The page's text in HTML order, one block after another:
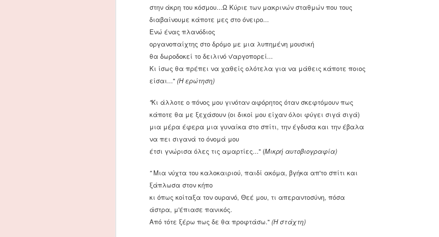
στην άκρη του κόσμου...Ω Κύριε των μακρινών σταθμών που τους
διαβαίνουμε κάποτε μες στο όνειρο...
Ενώ ένας πλανόδιος
οργανοπαίχτης στο δρόμο με μια λυπημένη μουσική
θα δωροδοκεί το δειλινό ν'αργοπορεί...
Κι ίσως θα πρέπει να χαθείς ολότελα για να μάθεις κάποτε ποιος
είσαι...'' (Η ερώτηση)
''Κι άλλοτε ο πόνος μου γινόταν αφόρητος όταν σκεφτόμουν πως
κάποτε θα με ξεχάσουν (οι δικοί μου είχαν όλοι φύγει σιγά σιγά)
μια μέρα έφερα μια γυναίκα στο σπίτι, την έγδυσα και την έβαλα
να πει σιγανά το όνομά μου
έτσι γνώρισα όλες τις αμαρτίες...'' (Μικρή αυτοβιογραφία)
'' Μια νύχτα του καλοκαιριού, παιδί ακόμα, βγήκα απ'το σπίτι και
ξάπλωσα στον κήπο
κι όπως κοίταξα τον ουρανό, Θεέ μου, τι απεραντοσύνη, πόσα
άστρα, μ'έπιασε πανικός.
Από τότε ξέρω πως δε θα προφτάσω.'' (Η στάχτη)
Υπάρχει μια γυναίκα τόσο ελκυστική που εκατομμύρια ταξιδεύουν για να αφήσουν το
βλέμμα τους πάνω της. Ακόμα κι αν η Μόνα Λίζα του Ντα Βίντσι δεν είναι ο τύπος σας , τα
νούμερα δεν λένε ψέματα : τον τελευταίο χρόνο 9.3 εκατομμύρια άνθρωποι επισκέφθηκαν τον
Λούβρο , όπου στεγάζεται, τοποθετώντας το μουσείο στην πρώτη θέση των πιο επισκέψιμων
μουσείων στον κόσμο.
Η ανασκαφή στην Αμφίπολη και η σύγχρονη αρχαιοκαπηλία
H γνωστή, διεθνώς πλέον, ανασκαφή στην Αμφίπολη για την οποία γίνεται πρωτοφανής
αναφορά στα Μέσα Μαζικής Ενημέρωσης είχε ξεκινήσει ήδη απο το 1964 με επικεφαλής τον
Οι συνοικίες των «ξένων» στην Κωνσταντινούπολη της Ύστερης Βυζαντινής
Περιόδου
Στο αστικό τοπίο της Κωνσταντινούπολης πάντοτε ήταν κυρίαρχο το "ελληνικό" στοιχείο, απ' τα
πρώιμα ως τα ύστερα χρόνια. Ωστόσο, ήταν ιδιαίτερα έκδηλη η πολιτισμική ώσμωση στο
1453, αυτό το στοιχείο είναι αρκετά έντονο αφού με την ανακατάληψη της πρωτεύουσας από τον
Μιχαήλ Η΄ Παλαιολόγο ο πληθυσμός της διογκώθηκε αρκετά, αφού ο αυτοκράτορας έθεσε σε
προτεραιότητα τον επανοικισμό της.
JUL
15
ΔΗΜΟΨΗΦΙΣΜΑ 1974 ΓΙΑ ΤΗΝ ΛΥΣΗ ΤΟΥ
ΠΟΛΙΤΕΙΑΚΟΥ ΖΗΤΗΜΑΤΟΣ ΣΤΗΝ ΕΛΛΑΔΑ